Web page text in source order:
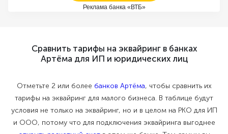
Реклама банка «ВТБ»
Сравнить тарифы на эквайринг в банках
Артёма для ИП и юридических лиц
Отметьте 2 или более банков Артёма, чтобы сравнить их
тарифы на эквайринг для малого бизнеса. В таблице будут
условия не только на эквайринг, но и в целом на РКО для ИП
и ООО, потому что для подключения эквайринга выгоднее